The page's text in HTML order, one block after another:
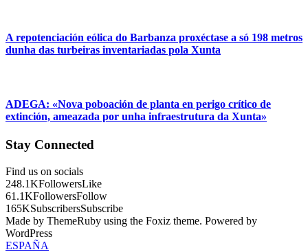
A repotenciación eólica do Barbanza proxéctase a só 198 metros
dunha das turbeiras inventariadas pola Xunta
ADEGA: «Nova poboación de planta en perigo crítico de
extinción, ameazada por unha infraestrutura da Xunta»
Stay Connected
Find us on socials
248.1KFollowersLike
61.1KFollowersFollow
165KSubscribersSubscribe
Made by ThemeRuby using the Foxiz theme. Powered by
WordPress
ESPAÑA